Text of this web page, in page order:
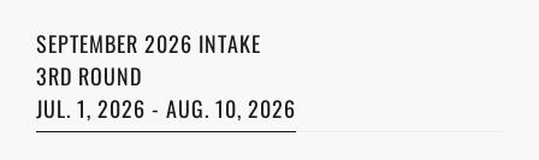
SEPTEMBER 2026 INTAKE
3RD ROUND
JUL. 1, 2026 - AUG. 10, 2026